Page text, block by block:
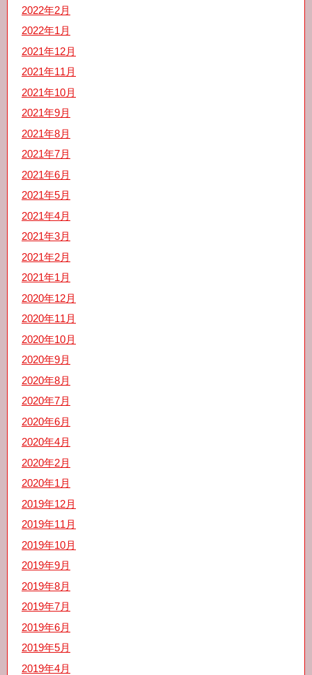
2022年2月
2022年1月
2021年12月
2021年11月
2021年10月
2021年9月
2021年8月
2021年7月
2021年6月
2021年5月
2021年4月
2021年3月
2021年2月
2021年1月
2020年12月
2020年11月
2020年10月
2020年9月
2020年8月
2020年7月
2020年6月
2020年4月
2020年2月
2020年1月
2019年12月
2019年11月
2019年10月
2019年9月
2019年8月
2019年7月
2019年6月
2019年5月
2019年4月